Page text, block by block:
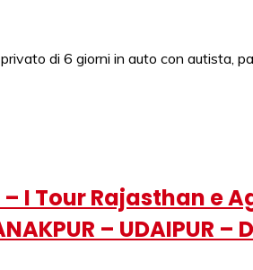
di 6 giorni in auto con autista,
Tour Rajasthan e
– UDAIPUR –